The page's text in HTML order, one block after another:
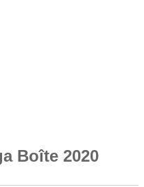
Boîte 2020